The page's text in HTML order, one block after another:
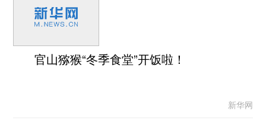
官山猕猴“冬季食堂”开饭啦！
新华网